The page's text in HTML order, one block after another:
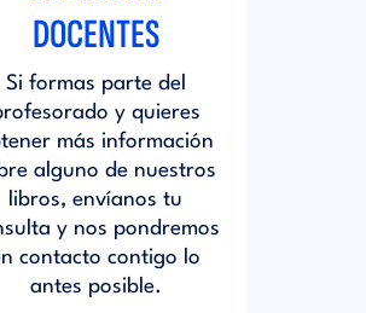
DOCENTES
Si formas parte del
y quieres
más información
alguno de nuestros
libros, envíanos tu
y nos pondremos
contacto contigo lo
antes posible.